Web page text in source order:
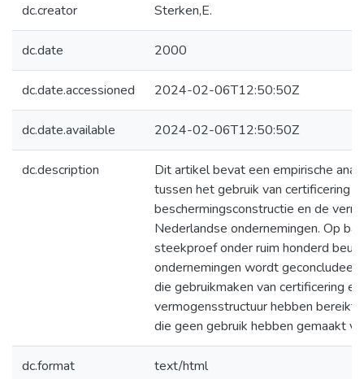
dc.creator Sterken,E.
dc.date 2000
dc.date.accessioned 2024-02-06T12:50:50Z
dc.date.available 2024-02-06T12:50:50Z
dc.description
Dit artikel bevat een empirische
tussen het gebruik van certificering
beschermingsconstructie en de
Nederlandse ondernemingen. Op
steekproef onder ruim honderd
ondernemingen wordt
die gebruikmaken van certificering
vermogensstructuur hebben bereikt
die geen gebruik hebben gemaakt
dc.format text/html